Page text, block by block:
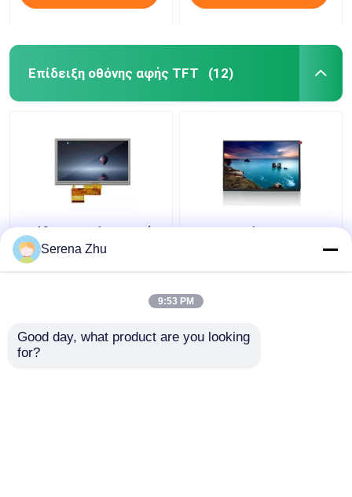
Επίδειξη οθόνης αφής TFT (12)
επίδειξη οθόνης αφής
67Pins TFT
AT050TN34 V.1 5
400cd/M2 ίντσας LCD
10.1 ιντσών 1280x800
40Pin TFT οθόνη αφής
Serena Zhu
9:53 PM
Good day, what product are you looking
for?